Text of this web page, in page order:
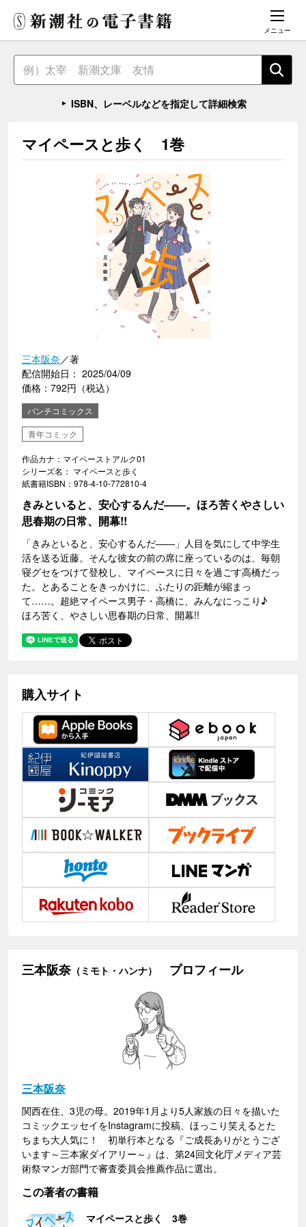
メニュー
ISBN、レーベルなどを指定して詳細検索
マイペースと歩く 1巻
三本阪奈／著
配信開始日： 2025/04/09
価格：792円（税込）
バンチコミックス
青年コミック
作品カナ：マイペーストアルク01
シリーズ名： マイペースと歩く
紙書籍ISBN：978-4-10-772810-4
きみといると、安心するんだ――。ほろ苦くやさしい
思春期の日常、開幕!!
「きみといると、安心するんだ――」人目を気にして中学生
活を送る近藤。そんな彼女の前の席に座っているのは、毎朝
寝グセをつけて登校し、マイペースに日々を過ごす高橋だっ
た。とあることをきっかけに、ふたりの距離が縮まっ
て……。超絶マイペース男子・高橋に、みんなにっこり♪
ほろ苦く、やさしい思春期の日常、開幕!!
購入サイト
三本阪奈（ミモト・ハンナ） プロフィール
三本阪奈
関西在住、3児の母。2019年1月より5人家族の日々を描いた
コミックエッセイをInstagramに投稿、ほっこり笑えるとた
ちまち大人気に！ 初単行本となる『ご成長ありがとうござ
います～三本家ダイアリー～』は、第24回文化庁メディア芸
術祭マンガ部門で審査委員会推薦作品に選出。
この著者の書籍
マイペースと歩く 3巻